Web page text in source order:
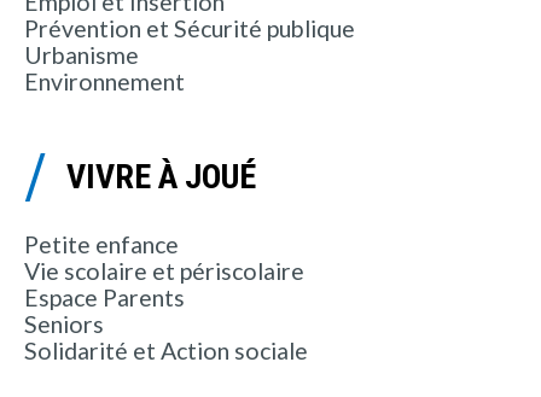
Prévention et Sécurité publique
Urbanisme
Environnement
VIVRE À JOUÉ
Petite enfance
Vie scolaire et périscolaire
Espace Parents
Seniors
Solidarité et Action sociale